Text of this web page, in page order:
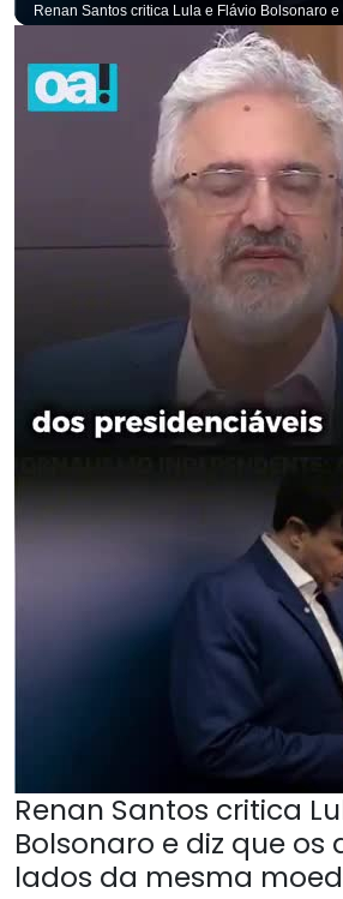
Renan Santos critica
Bolsonaro e diz que os
lados da mesma